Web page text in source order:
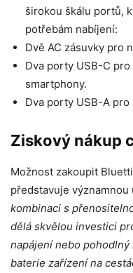
širokou škálu portů,
potřebám nabíjení:
Dvě AC zásuvky pro
Dva porty USB-C
smartphony.
Dva porty USB-A
Ziskový nákup
Možnost zakoupit
představuje významnou
kombinaci s
dělá skvělou investici
napájení nebo
baterie zařízení na